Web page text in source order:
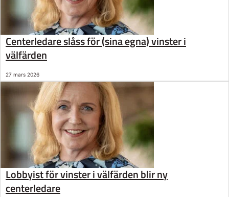
Centerledare slåss för (sina egna) vinster i
välfärden
27 mars 2026
Lobbyist för vinster i välfärden blir ny
centerledare